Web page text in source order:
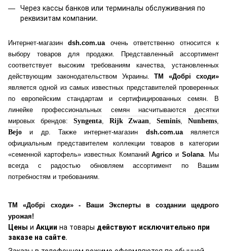
Через кассы банков или терминалы обслуживания по
реквизитам компании.
Интернет-магазинdsh.com.ua очень ответственно относится к
выбору товаров для продажи. Представленный ассортимент
соответствует высоким требованиям качества, установленных
действующим законодательством Украины.ТМ «Добрі сходи»
является одной из самых известных представителей проверенных
по европейским стандартам и сертифицированных семян. В
линейке профессиональных семян насчитываются десятки
мировых брендов: Syngenta, Rijk Zwaan ,Seminis ,Nunhems
Bejo и др. Также интернет-магазин dsh.com.uaявляется
официальным представителем коллекции товаров в категории
«семенной картофель» известных КомпанийAgrico иSolana . Мы
всегда с радостью обновляем ассортимент по Вашим
потребностям и требованиям.
ТМ «Добрі сходи» - Ваши Эксперты в создании щедрого
урожая!
Цены и Акции на товары действуют исключительно при
заказе на сайте.